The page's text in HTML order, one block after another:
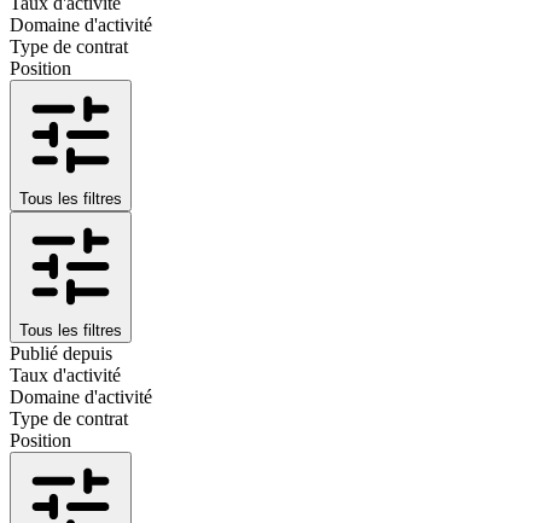
Domaine d'activité
Type de contrat
Position
Tous les filtres
Tous les filtres
Publié depuis
Taux d'activité
Domaine d'activité
Type de contrat
Position